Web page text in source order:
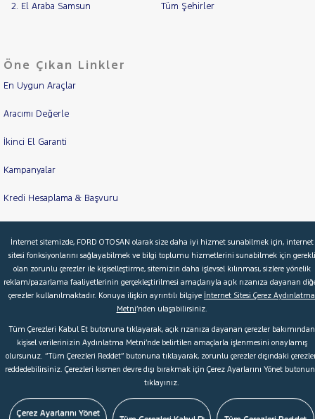
2. El Araba Samsun Tüm Şehirler
Öne Çıkan Linkler
En Uygun Araçlar
Aracımı Değerle
İkinci El Garanti
Kampanyalar
Kredi Hesaplama & Başvuru
© 2026 Ford Türkiye Ford Kurumsal Hakkımızda
Şartlar & Kişisel Verilerin Korunması S.S.S. Faydalı Bağlantılar
Çerez Tercihleri
İnternet sitemizde, FORD OTOSAN olarak size daha iyi hizmet sunabilmek için, internet
sitesi fonksiyonlarını sağlayabilmek ve bilgi toplumu hizmetlerini sunabilmek için gerekli
olan zorunlu çerezler ile kişiselleştirme, sitemizin daha işlevsel kılınması, sizlere yönelik
reklam/pazarlama faaliyetlerinin gerçekleştirilmesi amaçlarıyla açık rızanıza dayanan
çerezler kullanılmaktadır. Konuya ilişkin ayrıntılı bilgiye İnternet Sitesi Çerez Aydınlatma
Metni’nden ulaşabilirsiniz.
Tüm Çerezleri Kabul Et butonuna tıklayarak, açık rızanıza dayanan çerezler bakımından
kişisel verilerinizin Aydınlatma Metni’nde belirtilen amaçlarla işlenmesini onaylamış
olursunuz. “Tüm Çerezleri Reddet” butonuna tıklayarak, zorunlu çerezler dışındaki
reddedebilirsiniz. Çerezleri kısmen devre dışı bırakmak için Çerez Ayarlarını Yönet
tıklayınız.
Çerez Ayarlarını Yönet